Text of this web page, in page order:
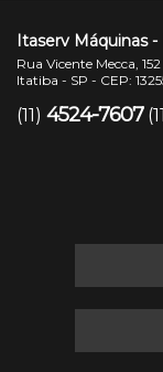
Itaserv Máquinas
Rua Vicente Mecca,
Itatiba - SP - CEP:
(11) 4524-7607